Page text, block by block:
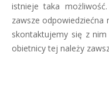
istnieje taka
zawsze odpowiedziećna
skontaktujemy się z
obietnicy tej należy